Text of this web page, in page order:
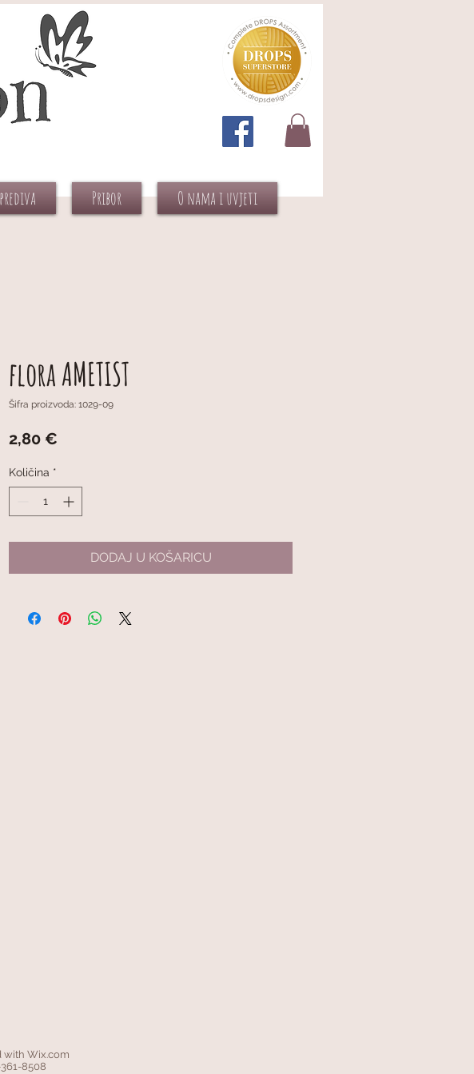
Pribor O nama i uvjeti
flora AMETIST
Šifra proizvoda: 1029-09
2,80 €
Količina *
DODAJ U KOŠARICU
with Wix.com
8508